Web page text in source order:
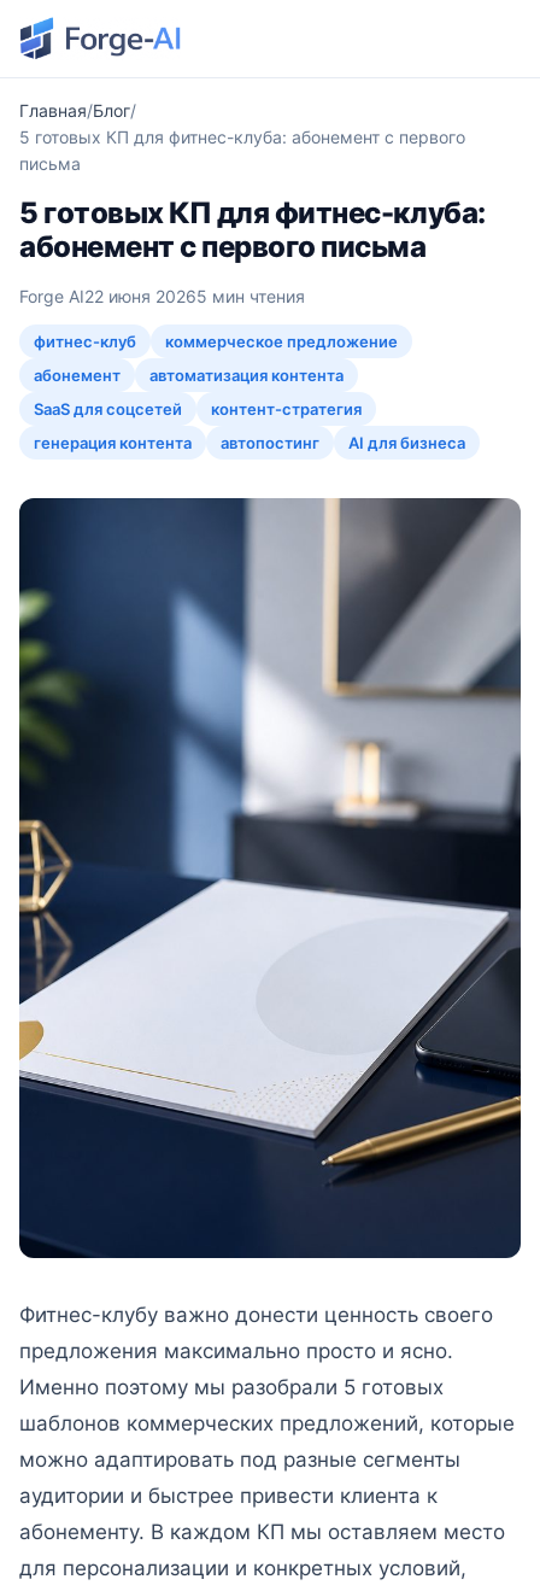
Главная Блог
5 готовых КП для фитнес-клуба: абонемент с первого
письма
5 готовых КП для фитнес-клуба:
абонемент с первого письма
Forge AI22 июня 20265 мин чтения
фитнес-клуб
коммерческое предложение
абонемент
автоматизация контента
SaaS для соцсетей
контент-стратегия
генерация контента
автопостинг AI для бизнеса
Фитнес-клубу важно донести ценность своего
предложения максимально просто и ясно.
Именно поэтому мы разобрали 5 готовых
шаблонов коммерческих предложений, которые
можно адаптировать под разные сегменты
аудитории и быстрее привести клиента к
абонементу. В каждом КП мы оставляем место
для персонализации и конкретных условий,